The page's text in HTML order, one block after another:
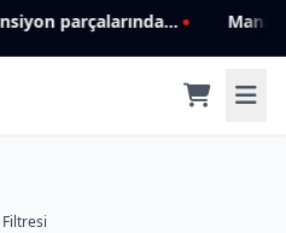
Mannlich: Filtre ve ön süspansiyon parçalarında genişleyen ürün yelpazesiyle kalite ve güven.